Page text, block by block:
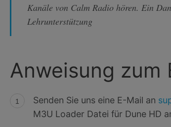
Kanäle von Calm Radio hören. Ein
Lehrunterstützung
Anweisung zum
Senden Sie uns eine E-Mail an
M3U Loader Datei für Dune HD